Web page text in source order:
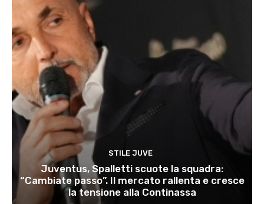
STILE JUVE
Juventus, Spalletti scuote la squadra:
“Cambiate passo”. Il mercato rallenta e cresce
la tensione alla Continassa